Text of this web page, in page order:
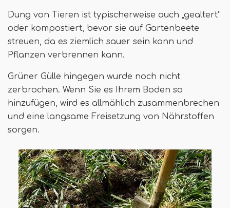
Dung von Tieren ist typischerweise auch „gealtert“
oder kompostiert, bevor sie auf Gartenbeete
streuen, da es ziemlich sauer sein kann und
Pflanzen verbrennen kann.
Grüner Gülle hingegen wurde noch nicht
zerbrochen. Wenn Sie es Ihrem Boden so
hinzufügen, wird es allmählich zusammenbrechen
und eine langsame Freisetzung von Nährstoffen
sorgen.